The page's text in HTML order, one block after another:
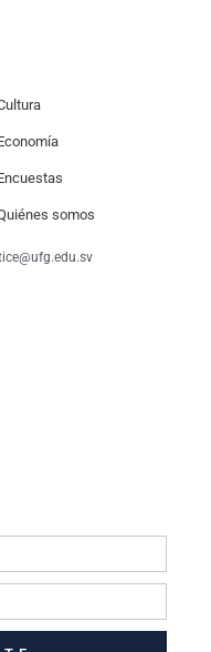
somos